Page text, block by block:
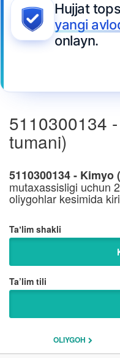
Hujjat
yangi
onlayn.
5110300134
tumani)
5110300134 -
mutaxassisligi uchun
oliygohlar kesimida
Taʼlim shakli
Ta’lim tili
OLIYGOH